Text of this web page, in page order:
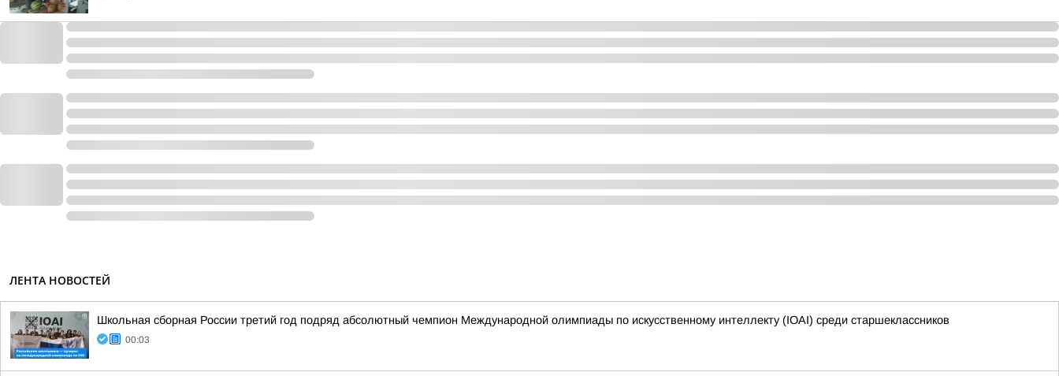
ЛЕНТА НОВОСТЕЙ
Школьная сборная России третий год подряд абсолютный чемпион Международной олимпиады по искусственному интеллекту (IOAI) среди старшеклассников
00:03